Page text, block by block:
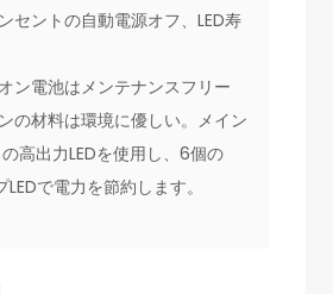
セントの自動電源オフ、LED寿
ン電池はメンテナンスフリー
の材料は環境に優しい。メイン
高出力LEDを使用し、6個の
で電力を節約します。